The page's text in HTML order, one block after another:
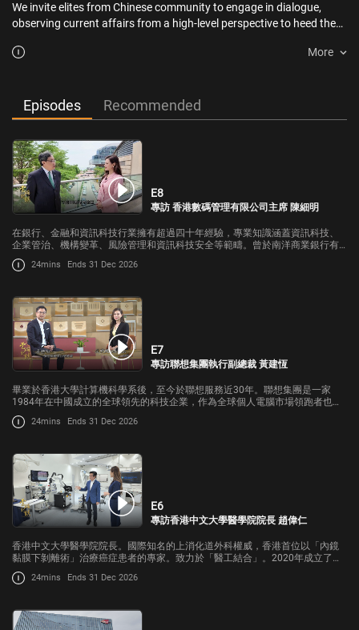
We invite elites from Chinese community to engage in dialogue,
observing current affairs from a high-level perspective to heed the
era, we explore how to leverage creativity to connect the world and
More
Episodes Recommended
E8
專訪 香港數碼管理有限公司主席 陳細明
在銀行、金融和資訊科技行業擁有超過四十年經驗，專業知識涵蓋資訊科技、
企業管治、機構變革、風險管理和資訊科技安全等範疇。曾於南洋商業銀行有
限公司及中國銀行（香港）有限公司擔任副董事長、執行董事、行政總裁及多
項高級行政職務。
24mins Ends 31 Dec 2026
E7
專訪聯想集團執行副總裁 黃建恆
畢業於香港大學計算機科學系後，至今於聯想服務近30年。聯想集團是一家
1984年在中國成立的全球領先的科技企業，作為全球個人電腦市場領跑者也持
續佈局AI業務。截至2025年底，AI相關收入同比增長72%，成為重要的增長引
擎。 24mins Ends 31 Dec 2026
E6
專訪香港中文大學醫學院院長 趙偉仁
香港中文大學醫學院院長。國際知名的上消化道外科權威，香港首位以「內鏡
黏膜下剝離術」治療癌症患者的專家。致力於「醫工結合」。2020年成立了醫
療機械人創新技術中心。藝術方面，是國畫大師趙少昂的弟子。
24mins Ends 31 Dec 2026